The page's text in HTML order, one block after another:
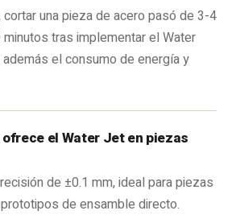
cortar una pieza de acero pasó de 3-4
tras implementar el Water
el consumo de energía y
el Water Jet en piezas
de ±0.1 mm, ideal para piezas
de ensamble directo.